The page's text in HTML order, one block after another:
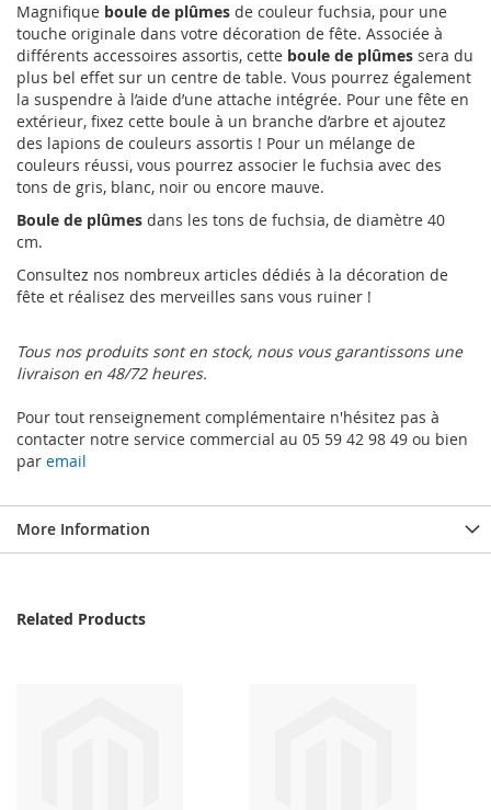
Magnifique boule de plûmes de couleur fuchsia, pour une
touche originale dans votre décoration de fête. Associée à
différents accessoires assortis, cette boule de plûmes sera du
plus bel effet sur un centre de table. Vous pourrez également
la suspendre à l’aide d’une attache intégrée. Pour une fête en
extérieur, fixez cette boule à un branche d’arbre et ajoutez
des lapions de couleurs assortis ! Pour un mélange de
couleurs réussi, vous pourrez associer le fuchsia avec des
tons de gris, blanc, noir ou encore mauve.
Boule de plûmes dans les tons de fuchsia, de diamètre 40
cm.
Consultez nos nombreux articles dédiés à la décoration de
fête et réalisez des merveilles sans vous ruiner !
Tous nos produits sont en stock, nous vous garantissons une
livraison en 48/72 heures.
Pour tout renseignement complémentaire n'hésitez pas à
contacter notre service commercial au 05 59 42 98 49 ou bien
par email
More Information
Related Products